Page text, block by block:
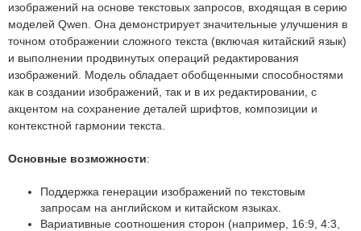
изображений на основе текстовых запросов, входящая в серию
моделей Qwen. Она демонстрирует значительные улучшения в
точном отображении сложного текста (включая китайский язык)
и выполнении продвинутых операций редактирования
изображений. Модель обладает обобщенными способностями
как в создании изображений, так и в их редактировании, с
акцентом на сохранение деталей шрифтов, композиции и
контекстной гармонии текста.
Основные возможности:
Поддержка генерации изображений по текстовым
запросам на английском и китайском языках.
Вариативные соотношения сторон (например, 16:9, 4:3,